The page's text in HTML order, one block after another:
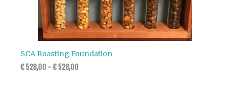
SCA Roasting Foundation
€528,00 -€528,00